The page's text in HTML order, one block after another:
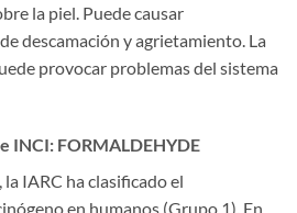
la piel. Puede causar
descamación y agrietamiento. La
provocar problemas del sistema
INCI: FORMALDEHYDE
IARC ha clasificado el
en humanos (Grupo 1). En